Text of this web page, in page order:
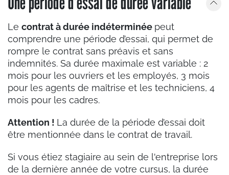
Le contrat à durée indéterminée peut
comprendre une période d’essai, qui permet de
rompre le contrat sans préavis et sans
indemnités. Sa durée maximale est variable : 2
mois pour les ouvriers et les employés, 3 mois
pour les agents de maîtrise et les techniciens, 4
mois pour les cadres.
Attention ! La durée de la période d’essai doit
être mentionnée dans le contrat de travail.
Si vous étiez stagiaire au sein de l'entreprise lors
de la dernière année de votre cursus, la durée